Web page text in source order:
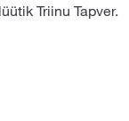
Triinu Tapver.